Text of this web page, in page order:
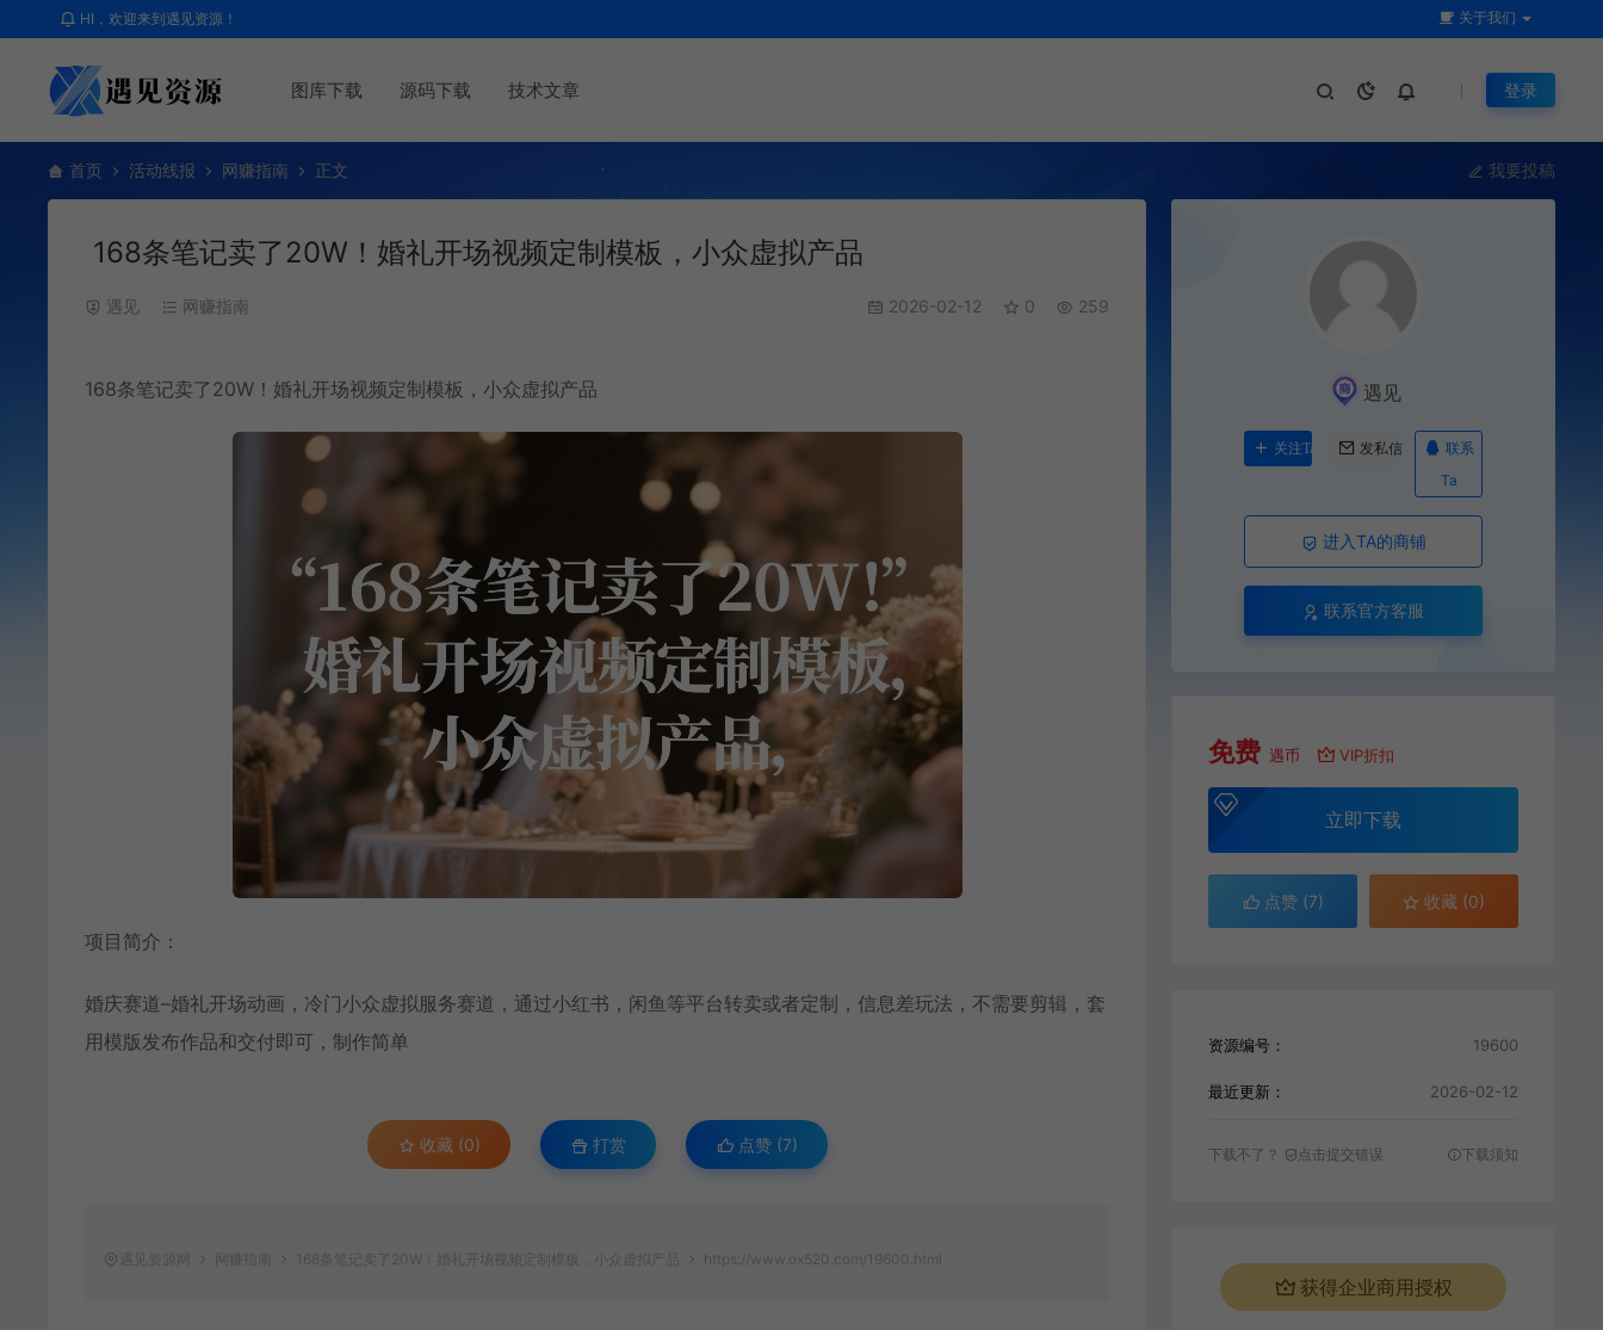
HI，欢迎来到遇见资源！ 关于我们
图库下载 源码下载 技术文章 登录
首页 活动线报 网赚指南 正文 我要投稿
168条笔记卖了20W！婚礼开场视频定制模板，小众虚拟产品
遇见 网赚指南 2026-02-12 0 259
168条笔记卖了20W！婚礼开场视频定制模板，小众虚拟产品
项目简介：
婚庆赛道–婚礼开场动画，冷门小众虚拟服务赛道，通过小红书，闲鱼等平台转卖或者定制，信息差玩法，不需要剪辑，套
用模版发布作品和交付即可，制作简单
收藏 (0) 打赏 点赞 (7)
遇见资源网 网赚指南 168条笔记卖了20W！婚礼开场视频定制模板，小众虚拟产品 https://www.ox520.com/19600.html
遇见
关注Ta 发私信
联系
Ta
进入TA的商铺
联系官方客服
免费 遇币 VIP折扣
立即下载
点赞 (7) 收藏 (0)
资源编号： 19600
最近更新： 2026-02-12
下载不了？ 点击提交错误 下载须知
获得企业商用授权